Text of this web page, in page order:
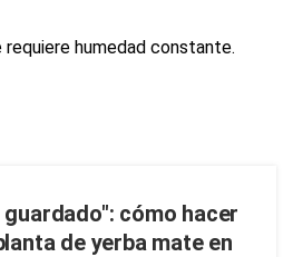
cómo hacer
de yerba mate en